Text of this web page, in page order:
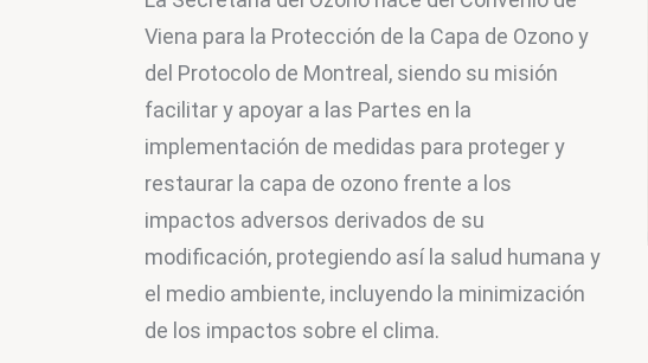
Viena para la Protección de la Capa de Ozono y
del Protocolo de Montreal, siendo su misión
facilitar y apoyar a las Partes en la
implementación de medidas para proteger y
restaurar la capa de ozono frente a los
impactos adversos derivados de su
modificación, protegiendo así la salud humana y
el medio ambiente, incluyendo la minimización
de los impactos sobre el clima.